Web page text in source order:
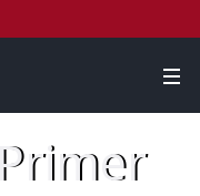
Primer